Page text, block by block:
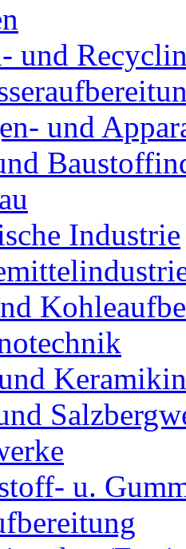
und
und
Industrie
u.